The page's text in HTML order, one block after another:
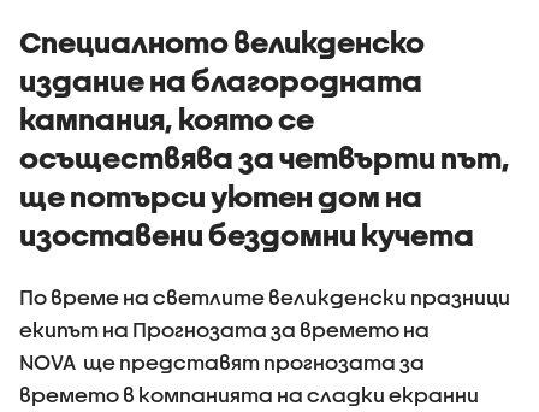
Специалното великденско
издание на благородната
кампания, която се
осъществява за четвърти път,
ще потърси уютен дом на
изоставени бездомни кучета
По време на светлите великденски празници
екипът на Прогнозата за времето на
NOVA ще представят прогнозата за
времето в компанията на сладки екранни